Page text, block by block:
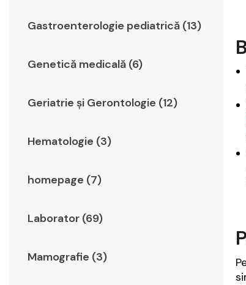
Gastroenterologie pediatrică (13)
Genetică medicală (6)
Geriatrie şi Gerontologie (12)
Hematologie (3)
homepage (7)
Laborator (69)
Mamografie (3)